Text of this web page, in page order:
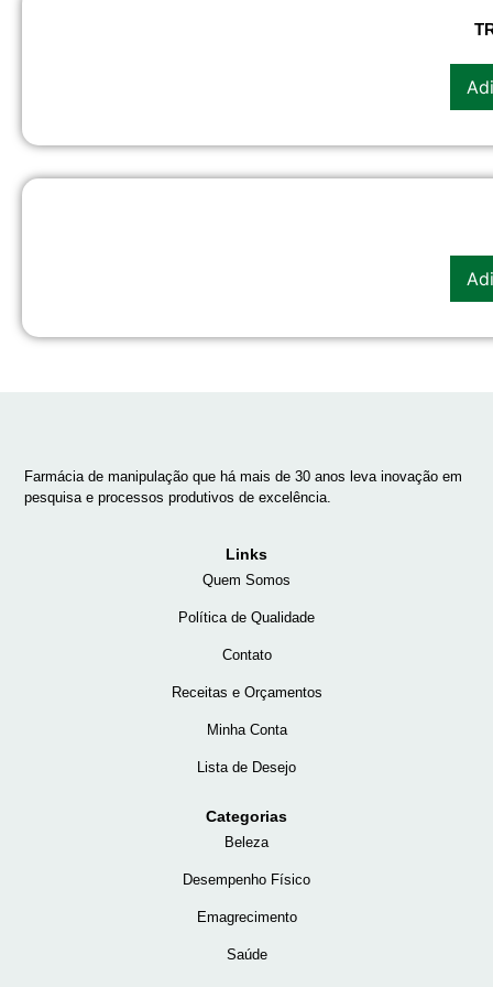
Farmácia de manipulação que há mais de 30 anos leva inovação em
pesquisa e processos produtivos de excelência.
Links
Quem Somos
Política de Qualidade
Contato
Receitas e Orçamentos
Minha Conta
Lista de Desejo
Categorias
Beleza
Desempenho Físico
Emagrecimento
Saúde